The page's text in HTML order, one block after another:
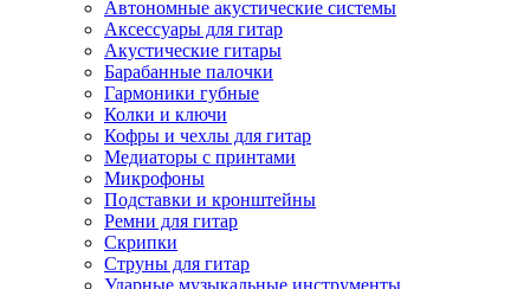
Автономные акустические системы
Аксессуары для гитар
Акустические гитары
Барабанные палочки
Гармоники губные
Колки и ключи
Кофры и чехлы для гитар
Медиаторы с принтами
Микрофоны
Подставки и кронштейны
Ремни для гитар
Скрипки
Струны для гитар
Ударные музыкальные инструменты